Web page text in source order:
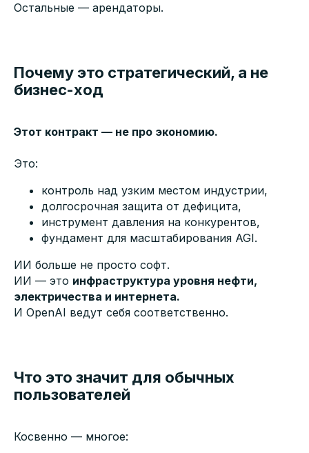
Остальные — арендаторы.
Почему это стратегический, а не
бизнес-ход
Этот контракт — не про экономию.
Это:
контроль над узким местом индустрии,
долгосрочная защита от дефицита,
инструмент давления на конкурентов,
фундамент для масштабирования AGI.
ИИ больше не просто софт.
ИИ — это инфраструктура уровня нефти,
электричества и интернета.
И OpenAI ведут себя соответственно.
Что это значит для обычных
пользователей
Косвенно — многое: